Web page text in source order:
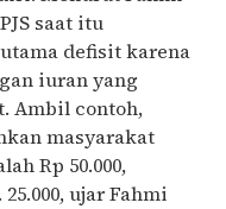
saat itu
defisit karena
iuran yang
Ambil contoh,
masyarakat
Rp 50.000,
ujar Fahmi